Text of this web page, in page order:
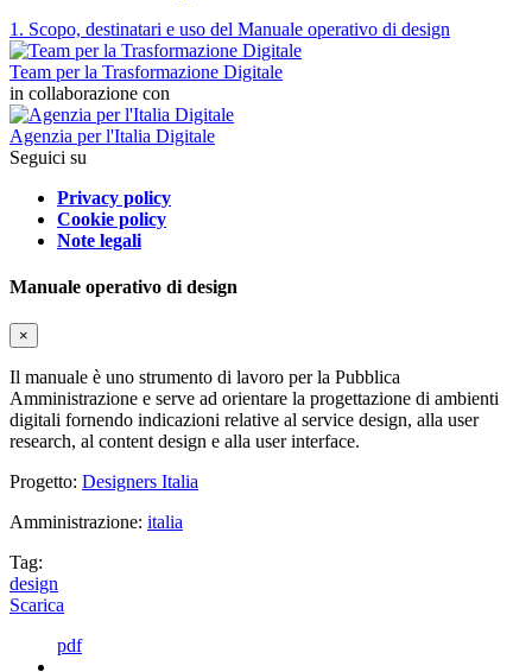
1. Scopo, destinatari e uso del Manuale operativo di design
Team per la Trasformazione Digitale
in collaborazione con
Agenzia per l'Italia Digitale
Seguici su
Privacy policy
Cookie policy
Note legali
Manuale operativo di design
×
Il manuale è uno strumento di lavoro per la Pubblica
Amministrazione e serve ad orientare la progettazione di ambienti
digitali fornendo indicazioni relative al service design, alla user
research, al content design e alla user interface.
Progetto: Designers Italia
Amministrazione: italia
Tag:
design
Scarica
pdf